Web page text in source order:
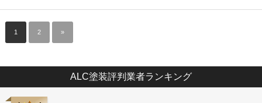
1 2 »
ALC塗装評判業者ランキング